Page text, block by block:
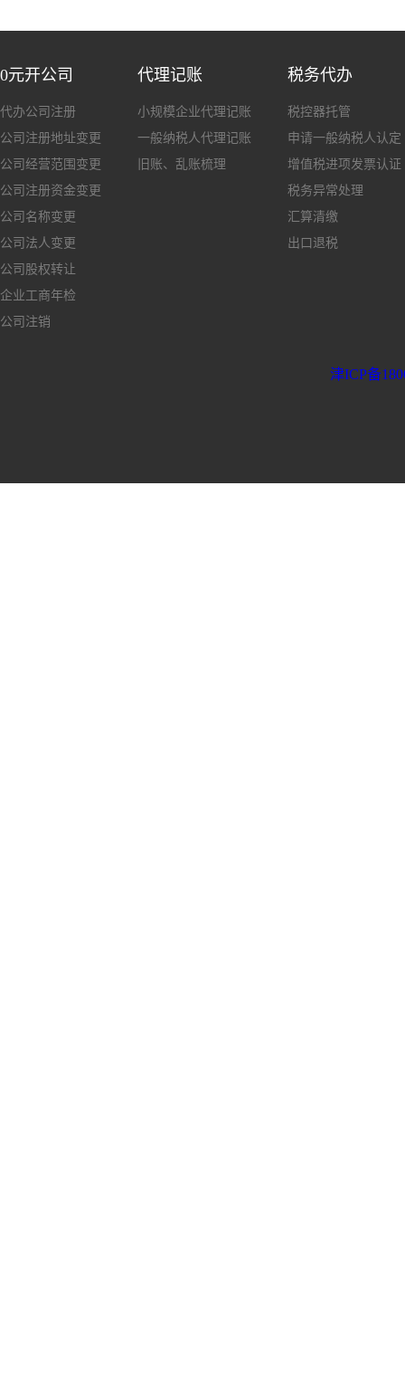
0元开公司
代办公司注册
公司注册地址变更
公司经营范围变更
公司注册资金变更
公司名称变更
公司法人变更
公司股权转让
企业工商年检
公司注销
代理记账
小规模企业代理记账
一般纳税人代理记账
旧账、乱账梳理
税务代办
税控器托管
申请一般纳税人认定
增值税进项发票认证
税务异常处理
汇算清缴
出口退税
津ICP备